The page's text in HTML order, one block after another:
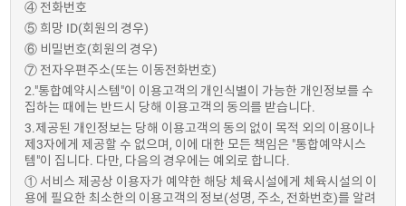
④ 전화번호
⑤ 희망 ID(회원의 경우)
⑥ 비밀번호(회원의 경우)
⑦ 전자우편주소(또는 이동전화번호)
2."통합예약시스템"이 이용고객의 개인식별이 가능한 개인정보를 수
집하는 때에는 반드시 당해 이용고객의 동의를 받습니다.
3.제공된 개인정보는 당해 이용고객의 동의 없이 목적 외의 이용이나
제3자에게 제공할 수 없으며, 이에 대한 모든 책임은 "통합예약시스
템"이 집니다. 다만, 다음의 경우에는 예외로 합니다.
① 서비스 제공상 이용자가 예약한 해당 체육시설에게 체육시설의 이
용에 필요한 최소한의 이용고객의 정보(성명, 주소, 전화번호)를 알려